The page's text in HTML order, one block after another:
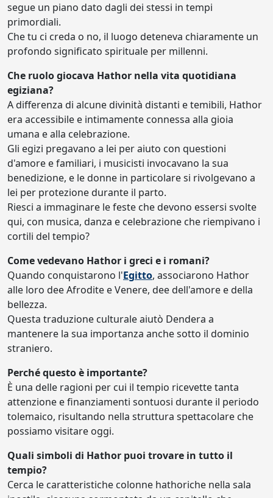
segue un piano dato dagli dei stessi in tempi
primordiali.
Che tu ci creda o no, il luogo deteneva chiaramente un
profondo significato spirituale per millenni.
Che ruolo giocava Hathor nella vita quotidiana
egiziana?
A differenza di alcune divinità distanti e temibili, Hathor
era accessibile e intimamente connessa alla gioia
umana e alla celebrazione.
Gli egizi pregavano a lei per aiuto con questioni
d'amore e familiari, i musicisti invocavano la sua
benedizione, e le donne in particolare si rivolgevano a
lei per protezione durante il parto.
Riesci a immaginare le feste che devono essersi svolte
qui, con musica, danza e celebrazione che riempivano i
cortili del tempio?
Come vedevano Hathor i greci e i romani?
Quando conquistarono l'Egitto, associarono Hathor
alle loro dee Afrodite e Venere, dee dell'amore e della
bellezza.
Questa traduzione culturale aiutò Dendera a
mantenere la sua importanza anche sotto il dominio
straniero.
Perché questo è importante?
È una delle ragioni per cui il tempio ricevette tanta
attenzione e finanziamenti sontuosi durante il periodo
tolemaico, risultando nella struttura spettacolare che
possiamo visitare oggi.
Quali simboli di Hathor puoi trovare in tutto il
tempio?
Cerca le caratteristiche colonne hathoriche nella sala